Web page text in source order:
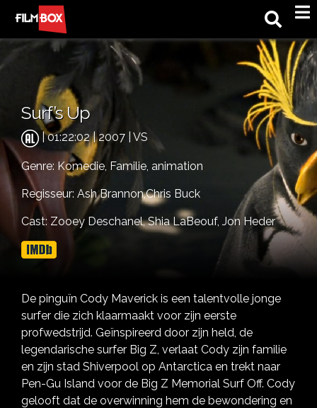
Surf’s Up
| 01:22:02 | 2007 | VS
Genre: Komedie, Familie, animation
Regisseur: Ash Brannon,Chris Buck
Cast: Zooey Deschanel,Shia LaBeouf, Jon Heder
De pinguïn Cody Maverick is een talentvolle jonge
surfer die zich klaarmaakt voor zijn eerste
profwedstrijd. Geïnspireerd door zijn held, de
legendarische surfer Big Z, verlaat Cody zijn familie
en zijn stad Shiverpool op Antarctica en trekt naar
Pen-Gu Island voor de Big Z Memorial Surf Off. Cody
gelooft dat de overwinning hem de bewondering en